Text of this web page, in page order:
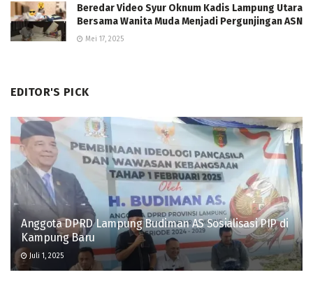
Beredar Video Syur Oknum Kadis Lampung Utara
Bersama Wanita Muda Menjadi Pergunjingan ASN
Mei 17, 2025
EDITOR'S PICK
Anggota DPRD Lampung Budiman AS Sosialisasi PIP di
Kampung Baru
Juli 1, 2025